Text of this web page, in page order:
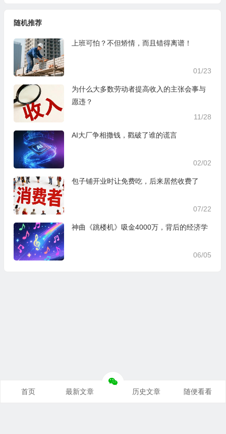
随机推荐
上班可怕？不但矫情，而且错得离谱！
01/23
为什么大多数劳动者提高收入的主张会事与
愿违？
11/28
AI大厂争相撒钱，戳破了谁的谎言
02/02
包子铺开业时让免费吃，后来居然收费了
07/22
神曲《跳楼机》吸金4000万，背后的经济学
06/05
首页 最新文章 历史文章 随便看看